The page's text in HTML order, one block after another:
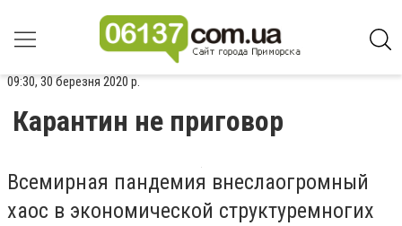
09:30, 30 березня 2020 р.
Карантин не приговор
Всемирная пандемия внеслаогромный
хаос в экономической структуремногих